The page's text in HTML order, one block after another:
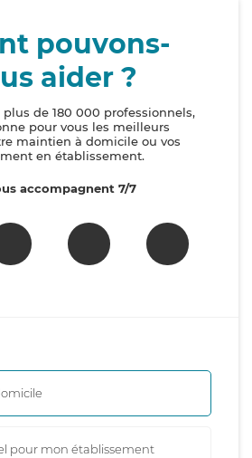
pouvons-
aider ?
de 180 000 professionnels,
pour vous les meilleurs
maintien à domicile ou vos
en établissement.
accompagnent 7/7
pour mon établissement